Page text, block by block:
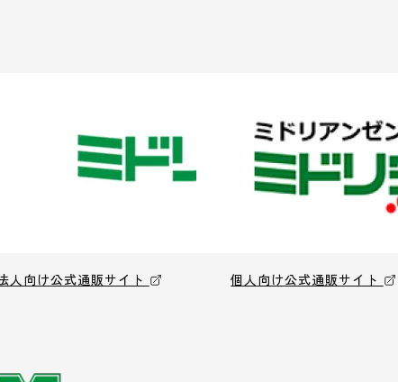
人向け公式通販サイト 個人向け公式通販サイト